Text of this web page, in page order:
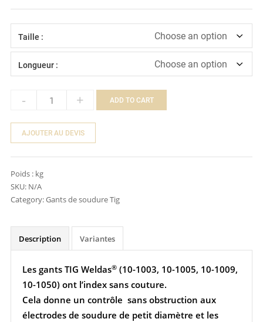
Taille :
Longueur :
- + ADD TO CART
AJOUTER AU DEVIS
Poids : kg
SKU: N/A
Category:Gants de soudure Tig
Description Variantes
Les gants TIG Weldas®(10-1003, 10-1005, 10-1009,
10-1050) ont l’index sans couture.
Cela donne un contrôle sans obstruction aux
électrodes de soudure de petit diamètre et les